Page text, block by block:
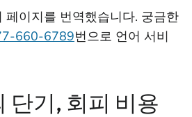
페이지를 번역했습니다. 궁금한
660-6789번으로 언어 서비
단기, 회피 비용